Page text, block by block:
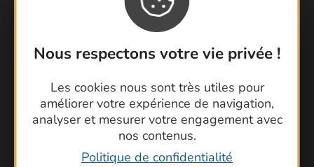
Nous respectons votre vie privée !
Les cookies nous sont très utiles pour
améliorer votre expérience de navigation,
analyser et mesurer votre engagement avec
nos contenus.
Politique de confidentialité
Contactez-nous !
Foire aux questions
Brochures
Cartoguides et Topoguides
Latitude Gard